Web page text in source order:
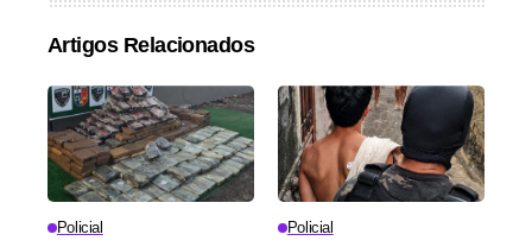
Artigos Relacionados
Policial Policial